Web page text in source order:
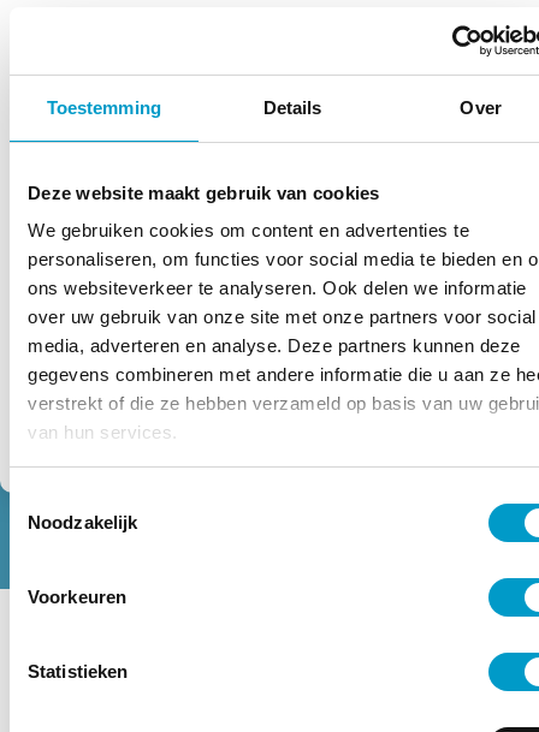
Toestemming Details Over
Deze website maakt gebruik van cookies
We gebruiken cookies om content en advertenties te
personaliseren, om functies voor social media te bieden en
ons websiteverkeer te analyseren. Ook delen we informatie
over uw gebruik van onze site met onze partners voor social
media, adverteren en analyse. Deze partners kunnen deze
gegevens combineren met andere informatie die u aan ze
verstrekt of die ze hebben verzameld op basis van uw
van hun services.
Toestemmingsselectie
Noodzakelijk
Voorkeuren
Statistieken
*
Toestemming
*
Wanneer je dit formulier gebruikt ga je akkoord
met deprivacy voorwaardenvan TOPCHIRO.
Wij verwerken jouw gegevens zorgvuldig! *